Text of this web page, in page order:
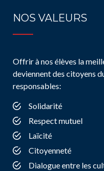
NOS VALEURS
Offrir à nos élèves la
deviennent des citoyens
responsables:
Solidarité
Respect mutuel
Laïcité
Citoyenneté
Dialogue entre les